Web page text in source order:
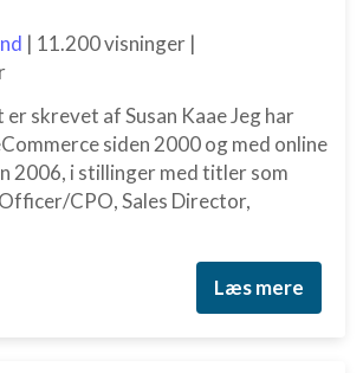
| 11.200 visninger |
skrevet af Susan Kaae Jeg har
siden 2000 og med online
2006, i stillinger med titler som
CPO, Sales Director,
Læs mere